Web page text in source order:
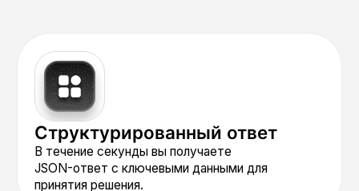
Защита
от мошенничества
и фрода
Используйте проверку оператора
и роуминга как дополнительный
фактор в сценариях
безопасности. Например,
блокируйте операции, если номер
зарегистрирован, находиться
в другой стране или
у непредусмотренного оператора.